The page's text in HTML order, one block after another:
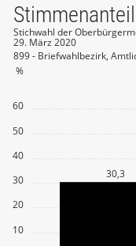
10
20
30
40
50
60
%
30,3
Stichwahl der
29. März 2020
899 - Briefwahlbezirk,